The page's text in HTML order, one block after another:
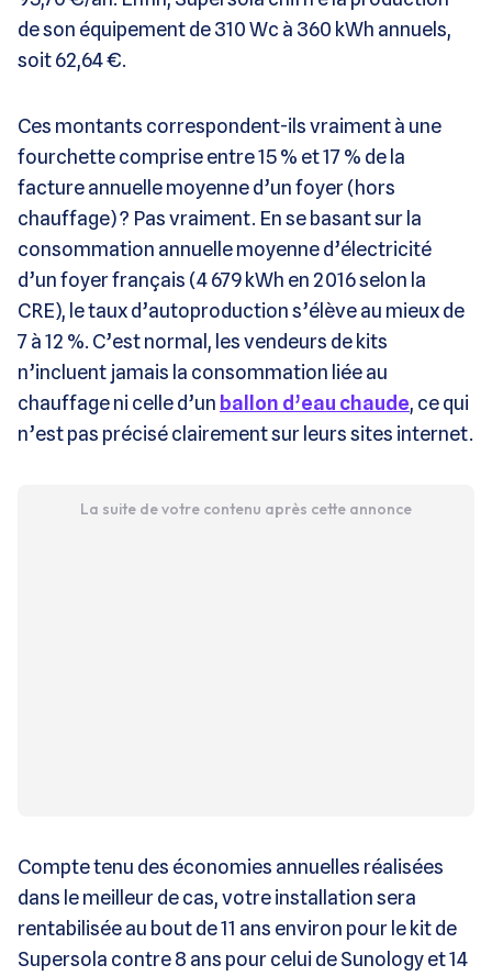
de son équipement de 310 Wc à 360 kWh annuels,
soit 62,64 €.
Ces montants correspondent-ils vraiment à une
fourchette comprise entre 15 % et 17 % de la
facture annuelle moyenne d’un foyer (hors
chauffage) ? Pas vraiment. En se basant sur la
consommation annuelle moyenne d’électricité
d’un foyer français (4 679 kWh en 2016 selon la
CRE), le taux d’autoproduction s’élève au mieux de
7 à 12 %. C’est normal, les vendeurs de kits
n’incluent jamais la consommation liée au
chauffage ni celle d’un ballon d’eau chaude, ce qui
n’est pas précisé clairement sur leurs sites internet.
La suite de votre contenu après cette annonce
Compte tenu des économies annuelles réalisées
dans le meilleur de cas, votre installation sera
rentabilisée au bout de 11 ans environ pour le kit de
Supersola contre 8 ans pour celui de Sunology et 14